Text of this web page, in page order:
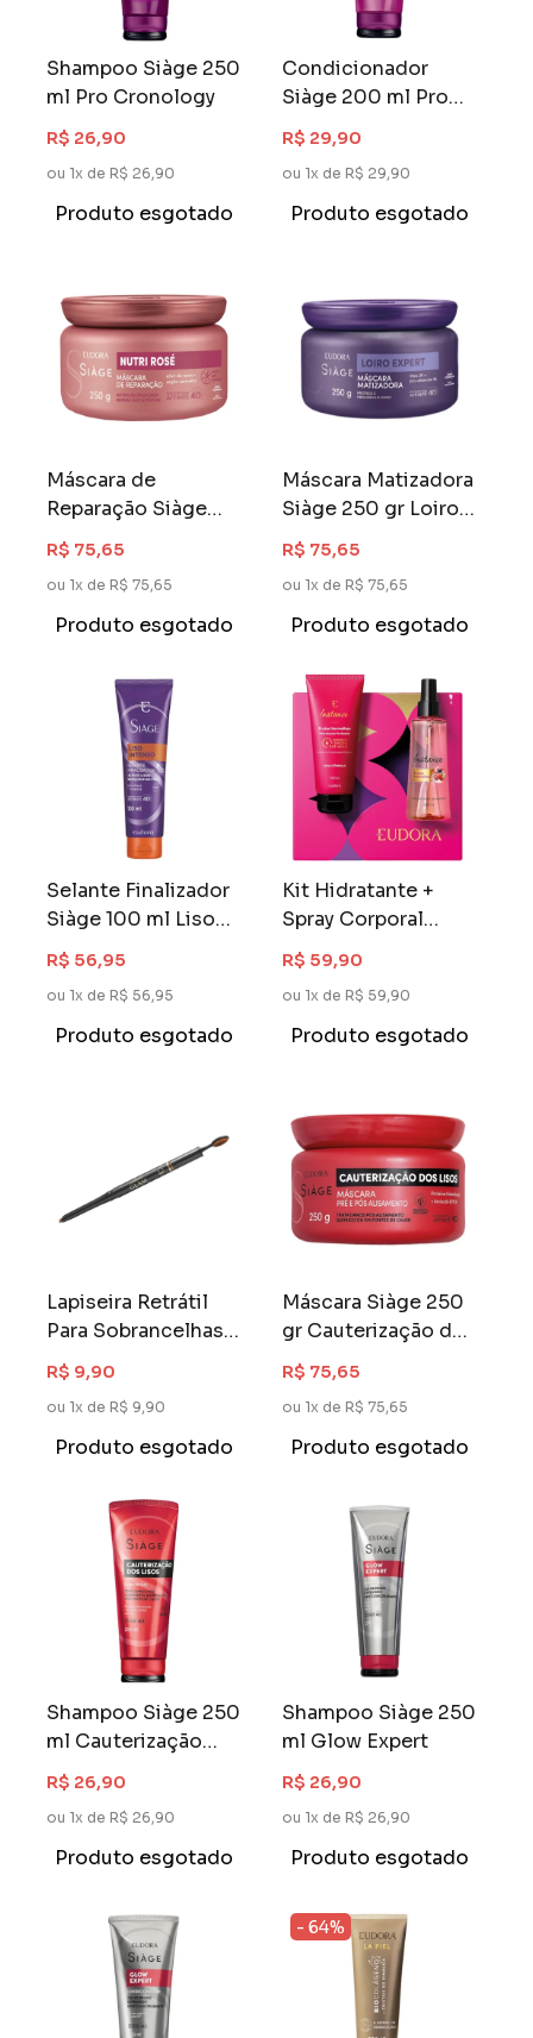
Shampoo Siàge 250
ml Pro Cronology
R$ 26,90
ou 1x de R$ 26,90
Produto esgotado
Condicionador
Siàge 200 ml Pro
Cronology
R$ 29,90
ou 1x de R$ 29,90
Produto esgotado
Máscara de
Reparação Siàge
250 gr Nutri Rosé
R$ 75,65
ou 1x de R$ 75,65
Produto esgotado
Máscara Matizadora
Siàge 250 gr Loiro
Expert
R$ 75,65
ou 1x de R$ 75,65
Produto esgotado
Selante Finalizador
Siàge 100 ml Liso
Intenso
R$ 56,95
ou 1x de R$ 56,95
Produto esgotado
Kit Hidratante +
Spray Corporal
Eudora Instance
200 ml Frutas
vermelhas
R$ 59,90
ou 1x de R$ 59,90
Produto esgotado
Lapiseira Retrátil
Para Sobrancelhas
Eudora Glam Médio
R$ 9,90
ou 1x de R$ 9,90
Produto esgotado
Máscara Siàge 250
gr Cauterização dos
Lisos
R$ 75,65
ou 1x de R$ 75,65
Produto esgotado
Shampoo Siàge 250
ml Cauterização
dos Lisos
R$ 26,90
ou 1x de R$ 26,90
Produto esgotado
Shampoo Siàge 250
ml Glow Expert
R$ 26,90
ou 1x de R$ 26,90
Produto esgotado
- 64%